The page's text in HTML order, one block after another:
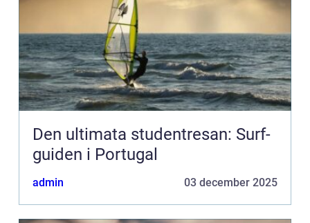
Den ultimata studentresan: Surf-
guiden i Portugal
admin 03 december 2025